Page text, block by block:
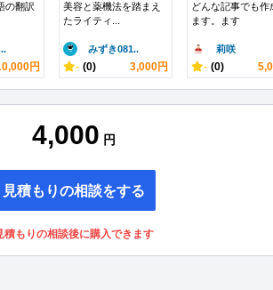
の翻訳
円
美容と薬機法を踏まえ
たライティ...
みずき081..
- (0) 3,000円
どんな記事でも作
ます。ます
莉咲
- (0)
4,000 円
見積もりの相談をする
積もりの相談後に購入できます